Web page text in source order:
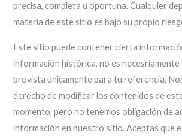
precisa, completa u oportuna. Cualquier
materia de este sitio es bajo su propio
Este sitio puede contener cierta
información histórica, no es necesriamente
provista únicamente para tu referencia.
derecho de modificar los contenidos de
momento, pero no tenemos obligación de
información en nuestro sitio. Aceptas que